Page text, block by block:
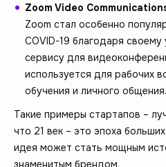
Zoom Video
Zoom стал особенно
COVID-19 благодаря
сервису для
используется для рабочих
обучения и личного общения.
Такие примеры стартапов –
что 21 век – это эпоха
идея может стать мощным
знаменитым брендом.